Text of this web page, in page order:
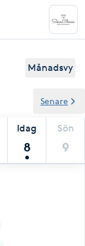
Månadsvy
Idag
8
Sön
9
Senare